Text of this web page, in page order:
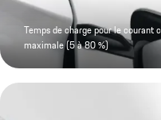
Temps de charge pour le courant
maximale (5 à 80 %)